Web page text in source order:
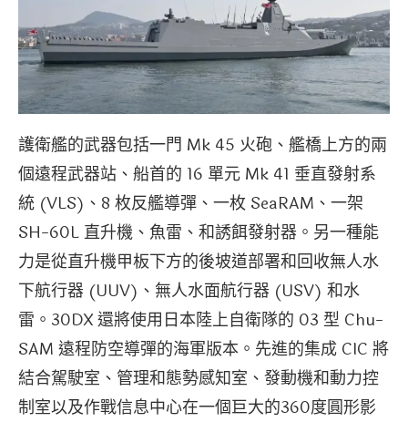
護衛艦的武器包括一門 Mk 45 火砲、艦橋上方的兩
個遠程武器站、船首的 16 單元 Mk 41 垂直發射系
統 (VLS)、8 枚反艦導彈、一枚 SeaRAM、一架
SH-60L 直升機、魚雷、和誘餌發射器。另一種能
力是從直升機甲板下方的後坡道部署和回收無人水
下航行器 (UUV)、無人水面航行器 (USV) 和水
雷。30DX 還將使用日本陸上自衛隊的 03 型 Chu-
SAM 遠程防空導彈的海軍版本。先進的集成 CIC 將
結合駕駛室、管理和態勢感知室、發動機和動力控
制室以及作戰信息中心在一個巨大的360度圓形影